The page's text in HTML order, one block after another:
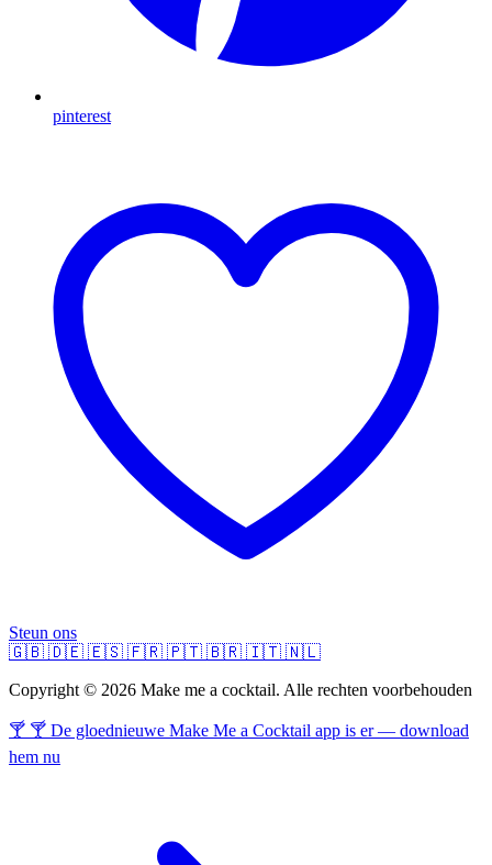
pinterest
Steun ons
🇬🇧 🇩🇪 🇪🇸 🇫🇷 🇵🇹 🇧🇷 🇮🇹 🇳🇱
Copyright © 2026 Make me a cocktail. Alle rechten voorbehouden
🍸 🍸 De gloednieuwe Make Me a Cocktail app is er — download
hem nu